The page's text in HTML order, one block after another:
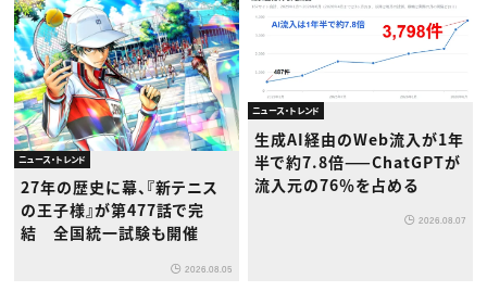
ニュース・トレンド
27年の歴史に幕、『新テニス
の王子様』が第477話で完
結 全国統一試験も開催
2026.08.05
ニュース・トレンド
生成AI経由のWeb流入が1年
半で約7.8倍——ChatGPTが
流入元の76％を占める
2026.08.07